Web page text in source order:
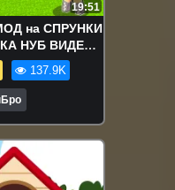
19:51
на СПРУНКИ
НУБ ВИДЕО
SPRUNKI
137.9K